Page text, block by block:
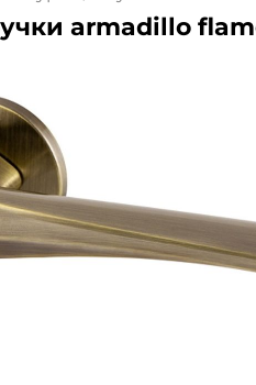
armadillo